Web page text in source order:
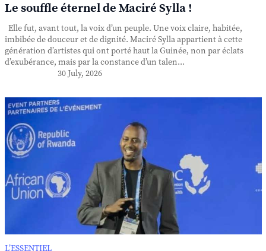
Le souffle éternel de Maciré Sylla !
Elle fut, avant tout, la voix d’un peuple. Une voix claire, habitée,
imbibée de douceur et de dignité. Maciré Sylla appartient à cette
génération d’artistes qui ont porté haut la Guinée, non par éclats
d’exubérance, mais par la constance d’un talen...
30 July, 2026
L’ESSENTIEL